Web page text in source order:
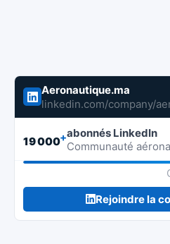
Aeronautique.ma
linkedin.com/company/
19 000+abonnés LinkedIn
Communauté
Rejoindre la